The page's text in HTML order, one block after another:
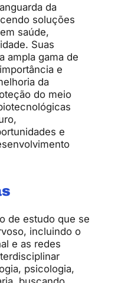
da
soluções
saúde,
Suas
ampla gama de
e
da
do meio
e
de estudo que se
incluindo o
e as redes
psicologia,